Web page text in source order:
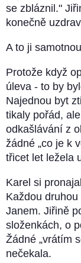
se zbláznil."
konečně
A to ji
Protože když
úleva - to by
Najednou byt
tikaly pořád,
odkašlávání z
žádné „co je k
třicet let ležela
Karel si
Každou
Janem. Jiřině
složenkách, o
Žádné „vrátím
nečekala.